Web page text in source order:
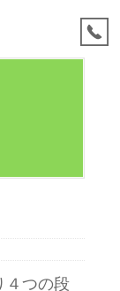
４つの段